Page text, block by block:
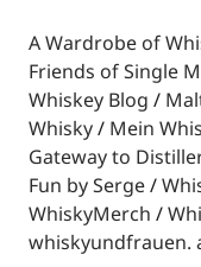
A Wardrobe of
Friends of Single
Whiskey Blog
Whisky
Mein
Gateway to
Fun by Serge
WhiskyMerch
whiskyundfrauen.